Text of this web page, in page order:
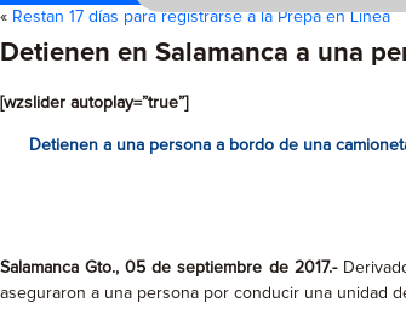
« Restan 17 días para registrarse a la Prepa en Línea
Detienen en Salamanca a una
[wzslider autoplay=”true”]
Detienen a una persona a bordo de una
Salamanca Gto., 05 de septiembre de 2017.-
aseguraron a una persona por conducir una unidad